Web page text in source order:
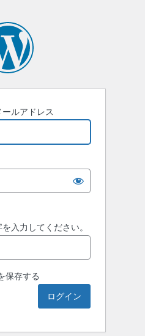
ルアドレス
入力してください。
保存する